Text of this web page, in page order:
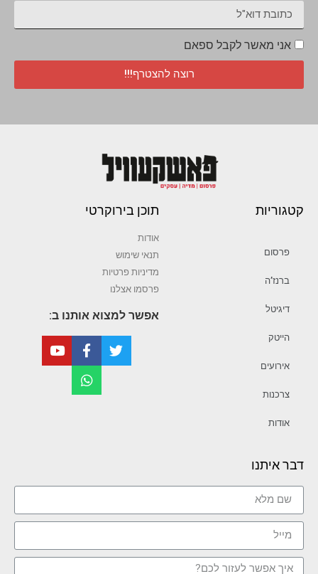
אני מאשר לקבל ספאם
רוצה להצטרף!!!
קטגוריות
פרסום
ברנז’ה
דיגיטל
הייטק
אירועים
צרכנות
אודות
תוכן בירוקרטי
אודות
תנאי שימוש
מדיניות פרטיות
פרסמו אצלנו
אפשר למצוא אותנו ב:
דבר איתנו